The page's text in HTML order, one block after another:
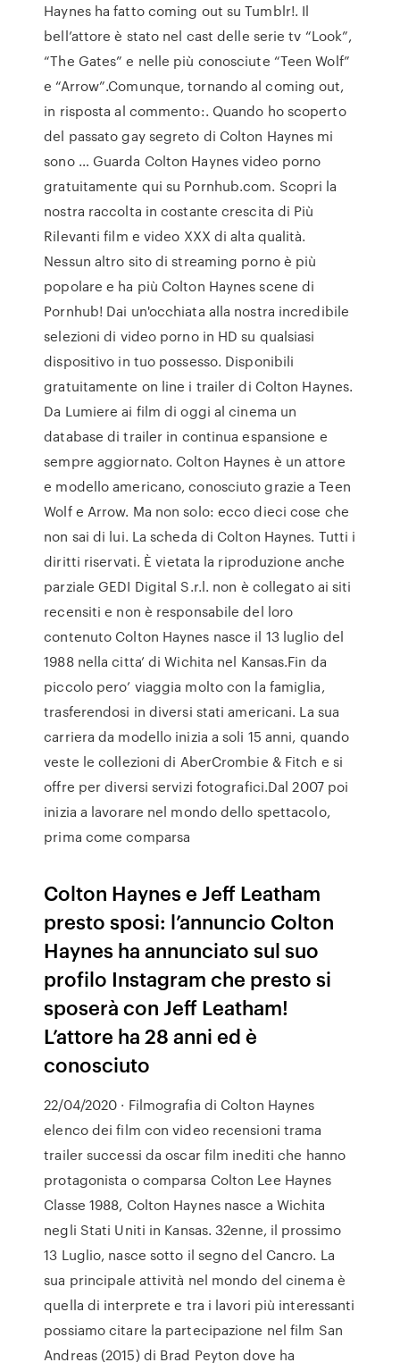
Haynes ha fatto coming out su Tumblr!. Il
bell’attore è stato nel cast delle serie tv “Look”,
“The Gates” e nelle più conosciute “Teen Wolf”
e “Arrow”.Comunque, tornando al coming out,
in risposta al commento:. Quando ho scoperto
del passato gay segreto di Colton Haynes mi
sono … Guarda Colton Haynes video porno
gratuitamente qui su Pornhub.com. Scopri la
nostra raccolta in costante crescita di Più
Rilevanti film e video XXX di alta qualità.
Nessun altro sito di streaming porno è più
popolare e ha più Colton Haynes scene di
Pornhub! Dai un'occhiata alla nostra incredibile
selezioni di video porno in HD su qualsiasi
dispositivo in tuo possesso. Disponibili
gratuitamente on line i trailer di Colton Haynes.
Da Lumiere ai film di oggi al cinema un
database di trailer in continua espansione e
sempre aggiornato. Colton Haynes è un attore
e modello americano, conosciuto grazie a Teen
Wolf e Arrow. Ma non solo: ecco dieci cose che
non sai di lui. La scheda di Colton Haynes. Tutti i
diritti riservati. È vietata la riproduzione anche
parziale GEDI Digital S.r.l. non è collegato ai siti
recensiti e non è responsabile del loro
contenuto Colton Haynes nasce il 13 luglio del
1988 nella citta’ di Wichita nel Kansas.Fin da
piccolo pero’ viaggia molto con la famiglia,
trasferendosi in diversi stati americani. La sua
carriera da modello inizia a soli 15 anni, quando
veste le collezioni di AberCrombie & Fitch e si
offre per diversi servizi fotografici.Dal 2007 poi
inizia a lavorare nel mondo dello spettacolo,
prima come comparsa
Colton Haynes e Jeff Leatham
presto sposi: l’annuncio Colton
Haynes ha annunciato sul suo
profilo Instagram che presto si
sposerà con Jeff Leatham!
L’attore ha 28 anni ed è
conosciuto
22/04/2020 · Filmografia di Colton Haynes
elenco dei film con video recensioni trama
trailer successi da oscar film inediti che hanno
protagonista o comparsa Colton Lee Haynes
Classe 1988, Colton Haynes nasce a Wichita
negli Stati Uniti in Kansas. 32enne, il prossimo
13 Luglio, nasce sotto il segno del Cancro. La
sua principale attività nel mondo del cinema è
quella di interprete e tra i lavori più interessanti
possiamo citare la partecipazione nel film San
Andreas (2015) di Brad Peyton dove ha